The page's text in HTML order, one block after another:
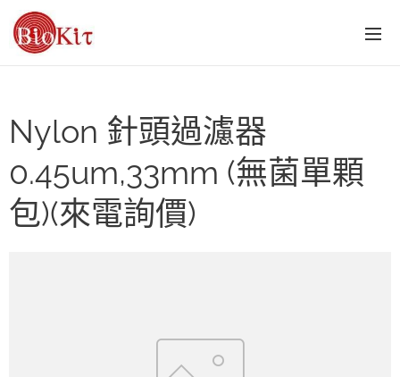
Nylon 針頭過濾器
0.45um,33mm (無菌單顆
包)(來電詢價)